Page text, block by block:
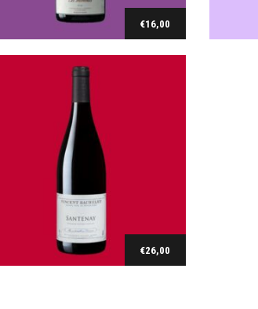
Ajouter au panier
€16,00
€26,00
€26,00